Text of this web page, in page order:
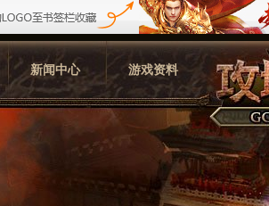
新闻中心 游戏资料